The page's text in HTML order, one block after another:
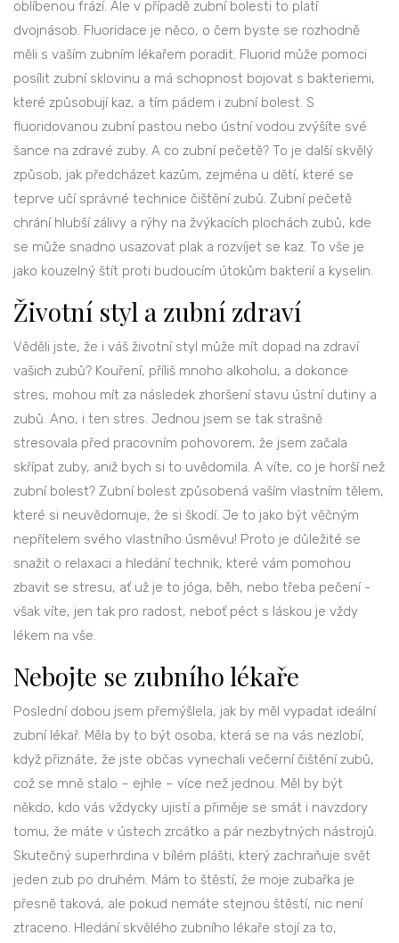
oblíbenou frází. Ale v případě zubní bolesti to platí
dvojnásob. Fluoridace je něco, o čem byste se rozhodně
měli s vaším zubním lékařem poradit. Fluorid může pomoci
posílit zubní sklovinu a má schopnost bojovat s bakteriemi,
které způsobují kaz, a tím pádem i zubní bolest. S
fluoridovanou zubní pastou nebo ústní vodou zvýšíte své
šance na zdravé zuby. A co zubní pečetě? To je další skvělý
způsob, jak předcházet kazům, zejména u dětí, které se
teprve učí správné technice čištění zubů. Zubní pečetě
chrání hlubší zálivy a rýhy na žvýkacích plochách zubů, kde
se může snadno usazovat plak a rozvíjet se kaz. To vše je
jako kouzelný štít proti budoucím útokům bakterií a kyselin.
Životní styl a zubní zdraví
Věděli jste, že i váš životní styl může mít dopad na zdraví
vašich zubů? Kouření, příliš mnoho alkoholu, a dokonce
stres, mohou mít za následek zhoršení stavu ústní dutiny a
zubů. Ano, i ten stres. Jednou jsem se tak strašně
stresovala před pracovním pohovorem, že jsem začala
skřípat zuby, aniž bych si to uvědomila. A víte, co je horší než
zubní bolest? Zubní bolest způsobená vaším vlastním tělem,
které si neuvědomuje, že si škodí. Je to jako být věčným
nepřítelem svého vlastního úsměvu! Proto je důležité se
snažit o relaxaci a hledání technik, které vám pomohou
zbavit se stresu, ať už je to jóga, běh, nebo třeba pečení -
však víte, jen tak pro radost, neboť péct s láskou je vždy
lékem na vše.
Nebojte se zubního lékaře
Poslední dobou jsem přemýšlela, jak by měl vypadat ideální
zubní lékař. Měla by to být osoba, která se na vás nezlobí,
když přiznáte, že jste občas vynechali večerní čištění zubů,
což se mně stalo – ejhle – více než jednou. Měl by být
někdo, kdo vás vždycky ujistí a přiměje se smát i navzdory
tomu, že máte v ústech zrcátko a pár nezbytných nástrojů.
Skutečný superhrdina v bílém plášti, který zachraňuje svět
jeden zub po druhém. Mám to štěstí, že moje zubařka je
přesně taková, ale pokud nemáte stejnou štěstí, nic není
ztraceno. Hledání skvělého zubního lékaře stojí za to,